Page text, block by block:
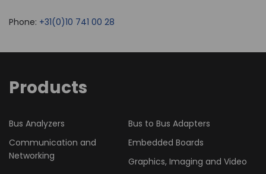
Phone: +31(0)10 741 00 28
Products
Bus Analyzers
Bus to Bus Adapters
Communication and
Networking
Embedded Boards
Graphics, Imaging and Video